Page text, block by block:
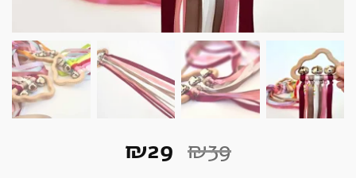
₪39 המחיר
₪29